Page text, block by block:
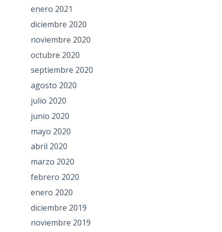
enero 2021
diciembre 2020
noviembre 2020
octubre 2020
septiembre 2020
agosto 2020
julio 2020
junio 2020
mayo 2020
abril 2020
marzo 2020
febrero 2020
enero 2020
diciembre 2019
noviembre 2019